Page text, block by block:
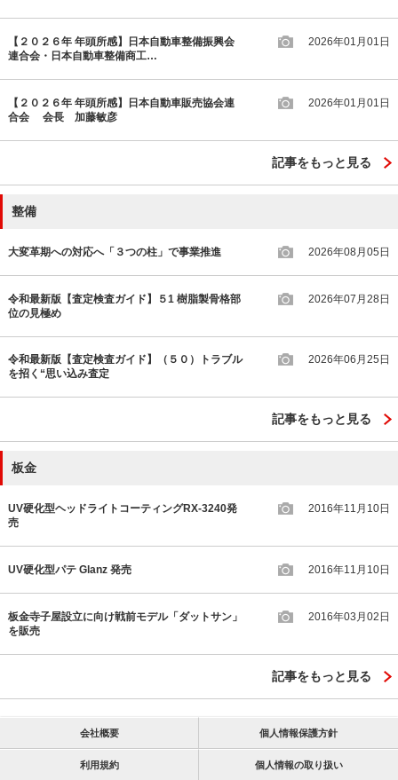
【２０２６年 年頭所感】日本自動車整備振興会
連合会・日本自動車整備商工…
2026年01月01日
【２０２６年 年頭所感】日本自動車販売協会連
合会 会長 加藤敏彦
2026年01月01日
記事をもっと見る
整備
大変革期への対応へ「３つの柱」で事業推進 2026年08月05日
令和最新版【査定検査ガイド】５1 樹脂製骨格部
位の見極め
2026年07月28日
令和最新版【査定検査ガイド】（５０）トラブル
を招く“思い込み査定
2026年06月25日
記事をもっと見る
板金
UV硬化型ヘッドライトコーティングRX-3240発
売
2016年11月10日
UV硬化型パテ Glanz 発売 2016年11月10日
板金寺子屋設立に向け戦前モデル「ダットサン」
を販売
2016年03月02日
記事をもっと見る
会社概要 個人情報保護方針
利用規約 個人情報の取り扱い